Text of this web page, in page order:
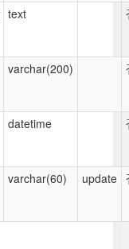
text
varchar(200)
datetime
varchar(60) update